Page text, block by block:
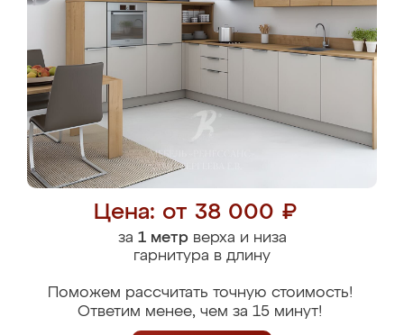
Цена: от 38 000 ₽
за 1 метрверха и низа
гарнитура в длину
Поможем рассчитать точную стоимость!
Ответим менее, чем за 15 минут!